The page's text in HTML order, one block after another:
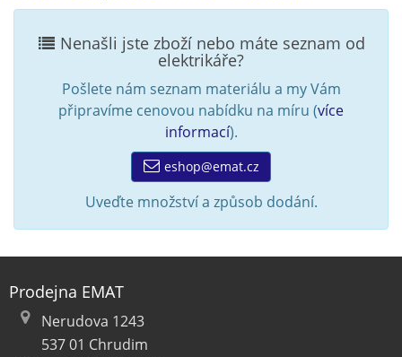
Nenašli jste zboží nebo máte seznam od
elektrikáře?
Pošlete nám seznam materiálu a my Vám
připravíme cenovou nabídku na míru (více
informací).
eshop@emat.cz
Uveďte množství a způsob dodání.
Prodejna EMAT
Nerudova 1243
537 01 Chrudim